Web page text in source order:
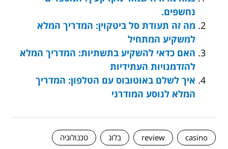
נחשפים.
מה זה תעודת סל ביטקוין: המדריך המלא
למשקיע המתחיל
האם כדאי להשקיע בתשתיות: המדריך המלא
להזדמנויות העתידיות
איך לשלם באוטובוס עם הטלפון: המדריך
המלא לנוסע המודרני
casino
review בלוג
טכנולוגיה